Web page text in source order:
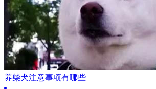
养柴犬注意事项有哪些